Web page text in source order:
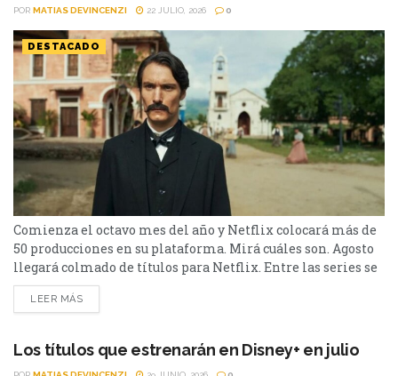
POR MATIAS DEVINCENZI 22 JULIO, 2026 0
DESTACADO
Comienza el octavo mes del año y Netflix colocará más de
50 producciones en su plataforma. Mirá cuáles son. Agosto
llegará colmado de títulos para Netflix. Entre las series se
destacan: Moria y la segunda parte de Cien Años de
Soledad, además de Toda la verdad de mis mentiras. Como
de...
LEER MÁS
Los títulos que estrenarán en Disney+ en julio